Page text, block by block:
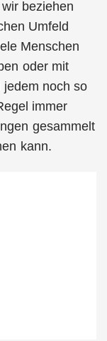
beziehen
Umfeld
Menschen
oder mit
noch so
immer
gesammelt
kann.